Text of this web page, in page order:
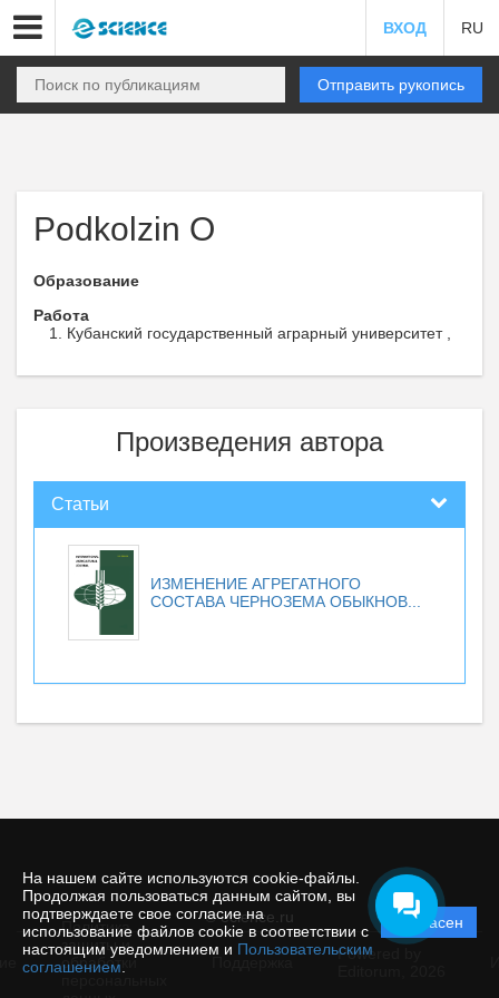
На нашем сайте используются cookie-файлы.
Продолжая пользоваться данным сайтом, вы
подтверждаете свое согласие на
использование файлов cookie в соответствии с
настоящим уведомлением и Пользовательским
соглашением
Согласен
ВХОД RU
Отправить рукопись
Podkolzin O
Образование
Работа
Кубанский государственный аграрный университет ,
Произведения автора
Статьи
ИЗМЕНЕНИЕ АГРЕГАТНОГО
СОСТАВА ЧЕРНОЗЕМА ОБЫКНОВ...
© ecience.ru
Политика
защиты и
обработки
Powered by